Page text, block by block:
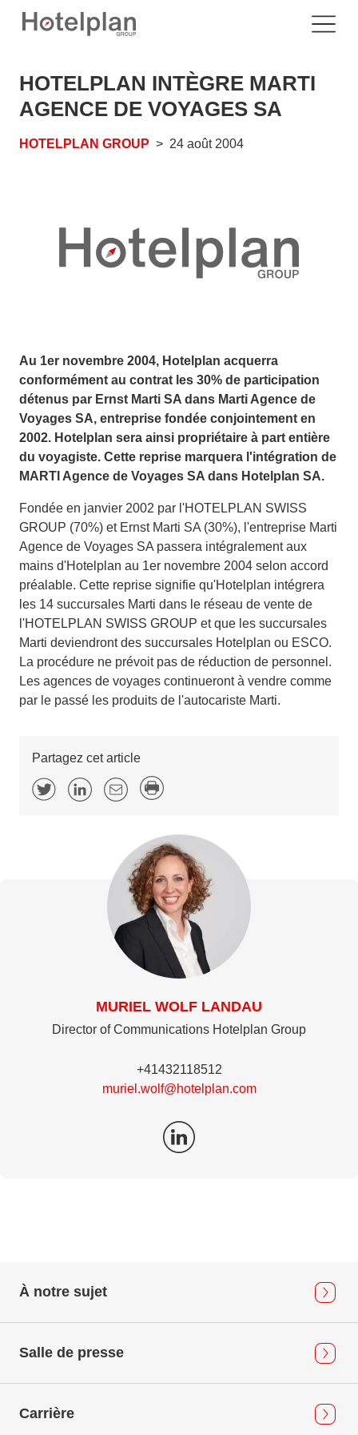
HOTELPLAN INTÈGRE MARTI
AGENCE DE VOYAGES SA
HOTELPLAN GROUP 24 août 2004
Au 1er novembre 2004, Hotelplan acquerra
conformément au contrat les 30% de participation
détenus par Ernst Marti SA dans Marti Agence de
Voyages SA, entreprise fondée conjointement en
2002. Hotelplan sera ainsi propriétaire à part entière
du voyagiste. Cette reprise marquera l'intégration de
MARTI Agence de Voyages SA dans Hotelplan SA.
Fondée en janvier 2002 par l'HOTELPLAN SWISS
GROUP (70%) et Ernst Marti SA (30%), l'entreprise Marti
Agence de Voyages SA passera intégralement aux
mains d'Hotelplan au 1er novembre 2004 selon accord
préalable. Cette reprise signifie qu'Hotelplan intégrera
les 14 succursales Marti dans le réseau de vente de
l'HOTELPLAN SWISS GROUP et que les succursales
Marti deviendront des succursales Hotelplan ou ESCO.
La procédure ne prévoit pas de réduction de personnel.
Les agences de voyages continueront à vendre comme
par le passé les produits de l'autocariste Marti.
Partagez cet article
MURIEL WOLF LANDAU
Director of Communications Hotelplan Group
+41432118512
muriel.wolf@hotelplan.com
À notre sujet
Salle de presse
Carrière